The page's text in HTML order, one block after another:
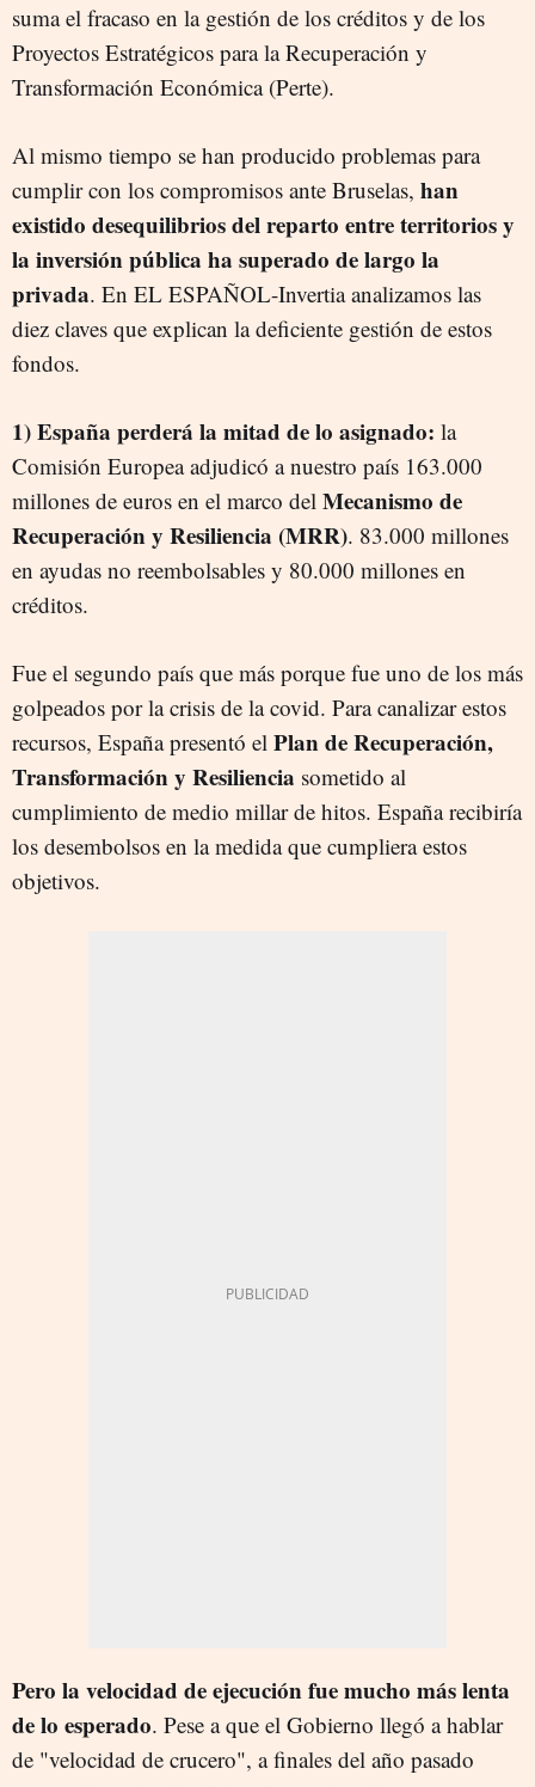
suma el fracaso en la gestión de los créditos y de los
Proyectos Estratégicos para la Recuperación y
Transformación Económica (Perte).
Al mismo tiempo se han producido problemas para
cumplir con los compromisos ante Bruselas, han
existido desequilibrios del reparto entre territorios y
la inversión pública ha superado de largo la
privada. En EL ESPAÑOL-Invertia analizamos las
diez claves que explican la deficiente gestión de estos
fondos.
1) España perderá la mitad de lo asignado: la
Comisión Europea adjudicó a nuestro país 163.000
millones de euros en el marco del Mecanismo de
Recuperación y Resiliencia (MRR). 83.000 millones
en ayudas no reembolsables y 80.000 millones en
créditos.
Fue el segundo país que más porque fue uno de los más
golpeados por la crisis de la covid. Para canalizar estos
recursos, España presentó el Plan de Recuperación,
Transformación y Resiliencia sometido al
cumplimiento de medio millar de hitos. España recibiría
los desembolsos en la medida que cumpliera estos
objetivos.
Pero la velocidad de ejecución fue mucho más lenta
de lo esperado. Pese a que el Gobierno llegó a hablar
de "velocidad de crucero", a finales del año pasado